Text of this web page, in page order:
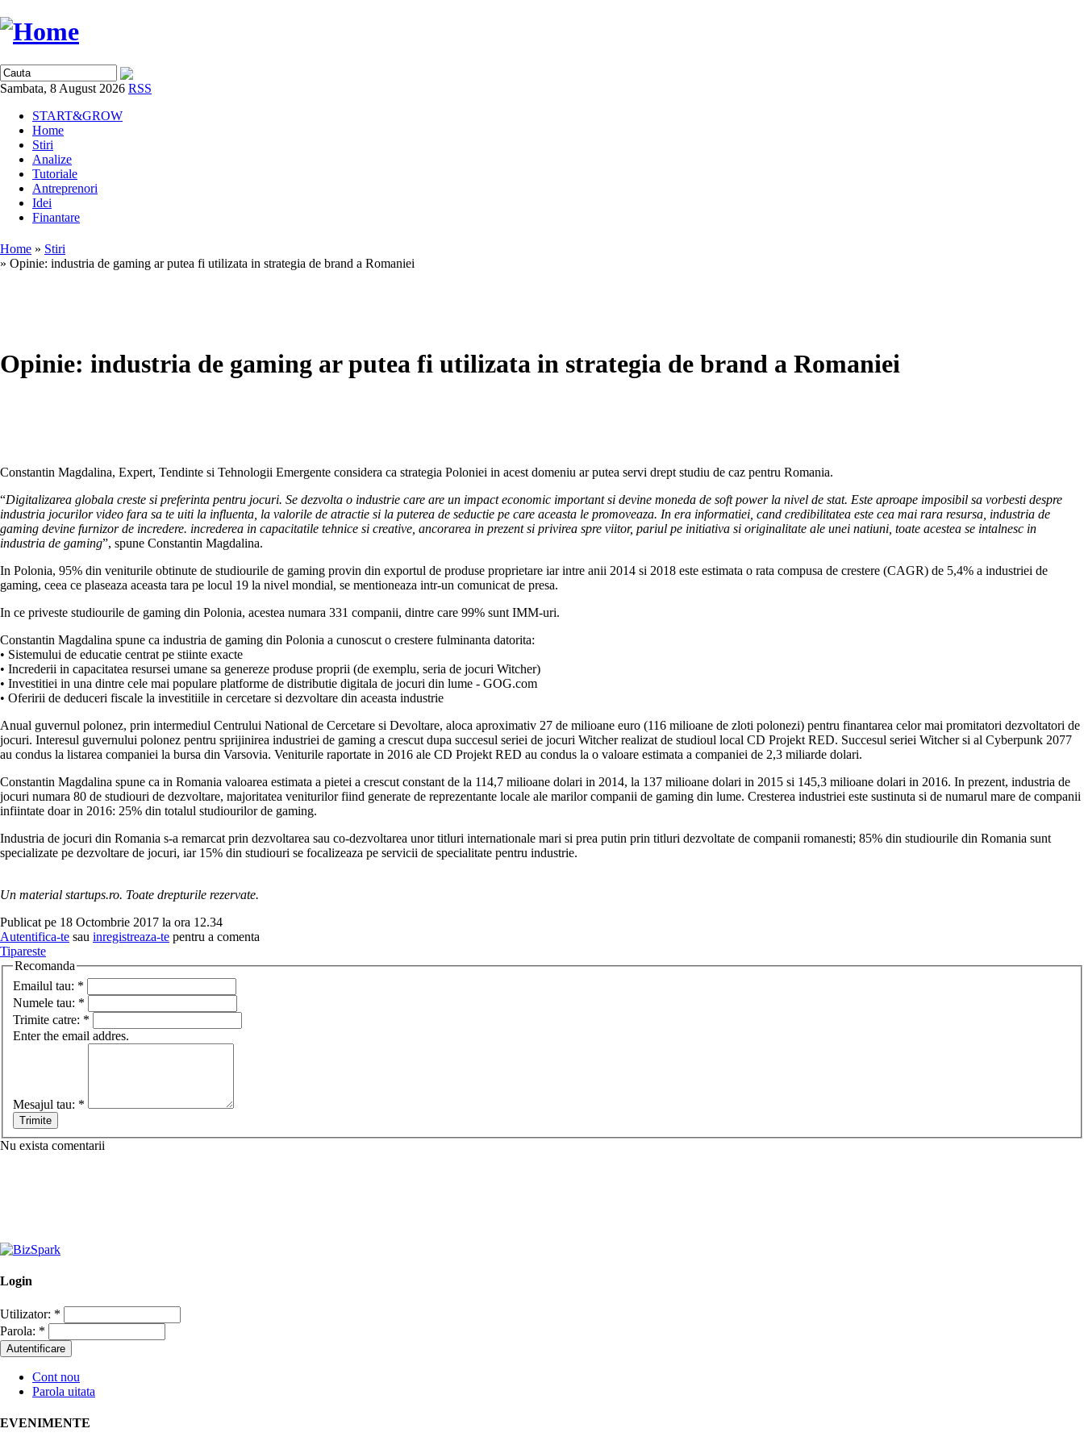
Sambata, 8 August 2026 RSS
START&GROW
Home
Stiri
Analize
Tutoriale
Antreprenori
Idei
Finantare
Home » Stiri
» Opinie: industria de gaming ar putea fi utilizata in strategia de brand a Romaniei
Opinie: industria de gaming ar putea fi utilizata in strategia de brand a Romaniei
Constantin Magdalina, Expert, Tendinte si Tehnologii Emergente considera ca strategia Poloniei in acest domeniu ar putea servi drept studiu de caz pentru Romania.
“Digitalizarea globala creste si preferinta pentru jocuri. Se dezvolta o industrie care are un impact economic important si devine moneda de soft power la nivel de stat. Este aproape imposibil sa vorbesti despre
industria jocurilor video fara sa te uiti la influenta, la valorile de atractie si la puterea de seductie pe care aceasta le promoveaza. In era informatiei, cand credibilitatea este cea mai rara resursa, industria de
gaming devine furnizor de incredere. increderea in capacitatile tehnice si creative, ancorarea in prezent si privirea spre viitor, pariul pe initiativa si originalitate ale unei natiuni, toate acestea se intalnesc in
industria de gaming”, spune Constantin Magdalina.
In Polonia, 95% din veniturile obtinute de studiourile de gaming provin din exportul de produse proprietare iar intre anii 2014 si 2018 este estimata o rata compusa de crestere (CAGR) de 5,4% a industriei de
gaming, ceea ce plaseaza aceasta tara pe locul 19 la nivel mondial, se mentioneaza intr-un comunicat de presa.
In ce priveste studiourile de gaming din Polonia, acestea numara 331 companii, dintre care 99% sunt IMM-uri.
Constantin Magdalina spune ca industria de gaming din Polonia a cunoscut o crestere fulminanta datorita:
• Sistemului de educatie centrat pe stiinte exacte
• Increderii in capacitatea resursei umane sa genereze produse proprii (de exemplu, seria de jocuri Witcher)
• Investitiei in una dintre cele mai populare platforme de distributie digitala de jocuri din lume - GOG.com
• Oferirii de deduceri fiscale la investitiile in cercetare si dezvoltare din aceasta industrie
Anual guvernul polonez, prin intermediul Centrului National de Cercetare si Devoltare, aloca aproximativ 27 de milioane euro (116 milioane de zloti polonezi) pentru finantarea celor mai promitatori dezvoltatori de
jocuri. Interesul guvernului polonez pentru sprijinirea industriei de gaming a crescut dupa succesul seriei de jocuri Witcher realizat de studioul local CD Projekt RED. Succesul seriei Witcher si al Cyberpunk 2077
au condus la listarea companiei la bursa din Varsovia. Veniturile raportate in 2016 ale CD Projekt RED au condus la o valoare estimata a companiei de 2,3 miliarde dolari.
Constantin Magdalina spune ca in Romania valoarea estimata a pietei a crescut constant de la 114,7 milioane dolari in 2014, la 137 milioane dolari in 2015 si 145,3 milioane dolari in 2016. In prezent, industria de
jocuri numara 80 de studiouri de dezvoltare, majoritatea veniturilor fiind generate de reprezentante locale ale marilor companii de gaming din lume. Cresterea industriei este sustinuta si de numarul mare de companii
infiintate doar in 2016: 25% din totalul studiourilor de gaming.
Industria de jocuri din Romania s-a remarcat prin dezvoltarea sau co-dezvoltarea unor titluri internationale mari si prea putin prin titluri dezvoltate de companii romanesti; 85% din studiourile din Romania sunt
specializate pe dezvoltare de jocuri, iar 15% din studiouri se focalizeaza pe servicii de specialitate pentru industrie.
Un material startups.ro. Toate drepturile rezervate.
Publicat pe 18 Octombrie 2017 la ora 12.34
Autentifica-te sau inregistreaza-te pentru a comenta
Tipareste
Recomanda
Emailul tau: *
Numele tau: *
Trimite catre: *
Enter the email addres.
Mesajul tau: *
Nu exista comentarii
Login
Utilizator: *
Parola: *
Cont nou
Parola uitata
EVENIMENTE